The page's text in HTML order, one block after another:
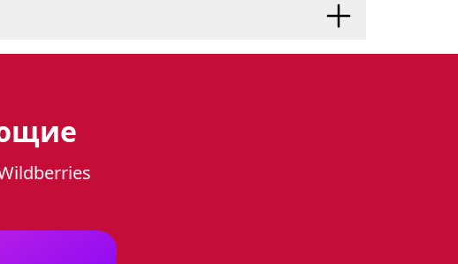
и стиля, которая
размерам (60 см в ширину,
интерьер.